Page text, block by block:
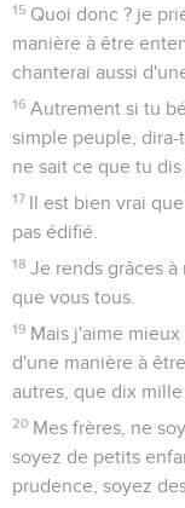
15 Quoi donc ? je
manière à être
chanterai aussi
16 Autrement si tu
simple peuple,
ne sait ce que tu dis
17 Il est bien vrai
pas édifié.
18 Je rends grâces
que vous tous.
19 Mais j'aime
d'une manière à
autres, que dix
20 Mes frères, ne
soyez de petits
prudence, soyez